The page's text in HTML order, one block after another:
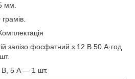
мм.
залізо фосфатний з 12 В 50 А·год
В, 5 A — 1 шт.